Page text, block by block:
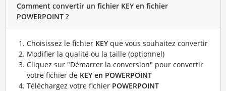
Comment convertir un fichier KEY en fichier
POWERPOINT ?
Choisissez le fichier KEYque vous souhaitez convertir
Modifier la qualité ou la taille (optionnel)
Cliquez sur "Démarrer la conversion" pour convertir
votre fichier de KEY en POWERPOINT
Téléchargez votre fichier POWERPOINT